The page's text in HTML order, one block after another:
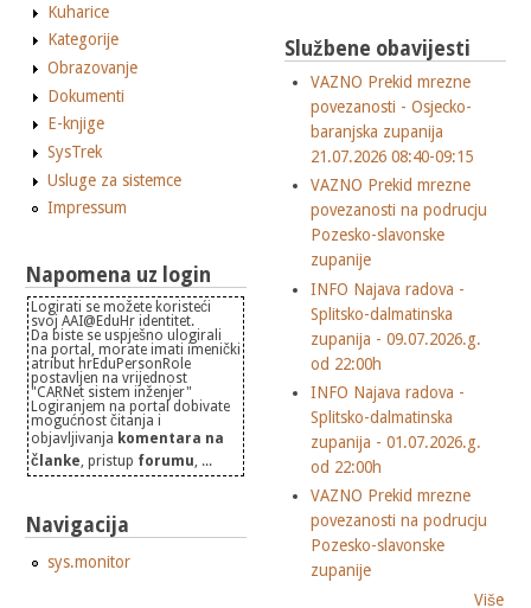
Kuharice
Kategorije
Obrazovanje
Dokumenti
E-knjige
SysTrek
Usluge za sistemce
Impressum
Napomena uz login
Logirati se možete koristeći
svoj AAI@EduHr identitet.
Da biste se uspješno ulogirali
na portal, morate imati imenički
atribut hrEduPersonRole
postavljen na vrijednost
"CARNet sistem inženjer"
Logiranjem na portal dobivate
mogućnost čitanja i
objavljivanja komentara na
članke, pristup forumu, ...
Navigacija
sys.monitor
Službene obavijesti
VAZNO Prekid mrezne
povezanosti - Osjecko-
baranjska zupanija
21.07.2026 08:40-09:15
VAZNO Prekid mrezne
povezanosti na podrucju
Pozesko-slavonske
zupanije
INFO Najava radova -
Splitsko-dalmatinska
zupanija - 09.07.2026.g.
od 22:00h
INFO Najava radova -
Splitsko-dalmatinska
zupanija - 01.07.2026.g.
od 22:00h
VAZNO Prekid mrezne
povezanosti na podrucju
Pozesko-slavonske
zupanije
Više